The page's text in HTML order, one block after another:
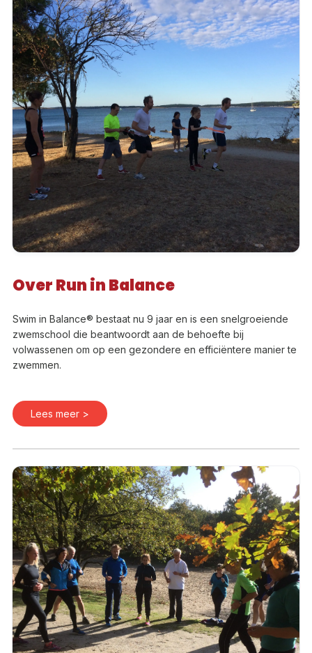
Over Run in Balance
Swim in Balance® bestaat nu 9 jaar en is een snelgroeiende
zwemschool die beantwoordt aan de behoefte bij
volwassenen om op een gezondere en efficiëntere manier te
zwemmen.
Lees meer >